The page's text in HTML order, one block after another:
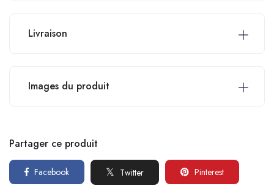
Livraison
Images du produit
Partager ce produit
Facebook Twitter Pinterest